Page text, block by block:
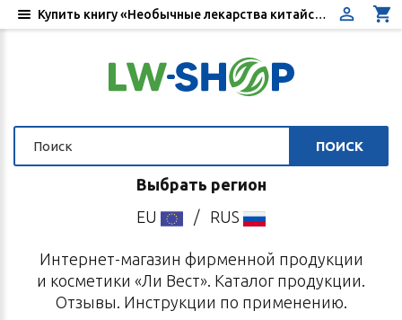
ПОИСК
Выбрать регион
EU
/ RUS
Интернет-магазин фирменной продукции
и косметики «Ли Вест». Каталог продукции.
Отзывы. Инструкции по применению.
Купить книгу «Необычные лекарства китайской медицины: от насекомых до еды». Автор Пятидесятников О. Л. - Цена, отзывы, инструкция по применению - Интернет-магазин «Ли Вест»